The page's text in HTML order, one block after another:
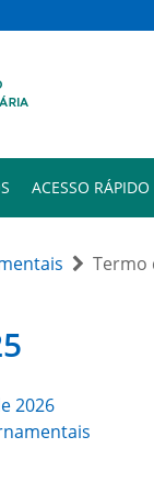
ACESSO RÁPIDO
Termo
2026